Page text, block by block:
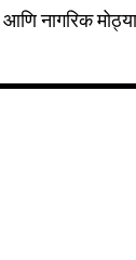
नागरिक